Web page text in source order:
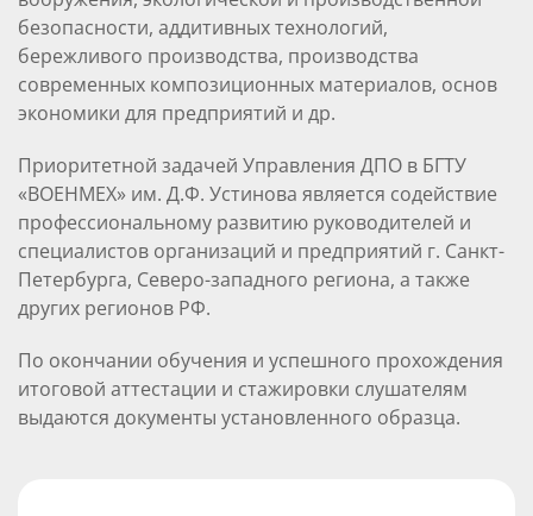
безопасности, аддитивных технологий,
бережливого производства, производства
современных композиционных материалов, основ
экономики для предприятий и др.
Приоритетной задачей Управления ДПО в БГТУ
«ВОЕНМЕХ» им. Д.Ф. Устинова является содействие
профессиональному развитию руководителей и
специалистов организаций и предприятий г. Санкт-
Петербурга, Северо-западного региона, а также
других регионов РФ.
По окончании обучения и успешного прохождения
итоговой аттестации и стажировки слушателям
выдаются документы установленного образца.